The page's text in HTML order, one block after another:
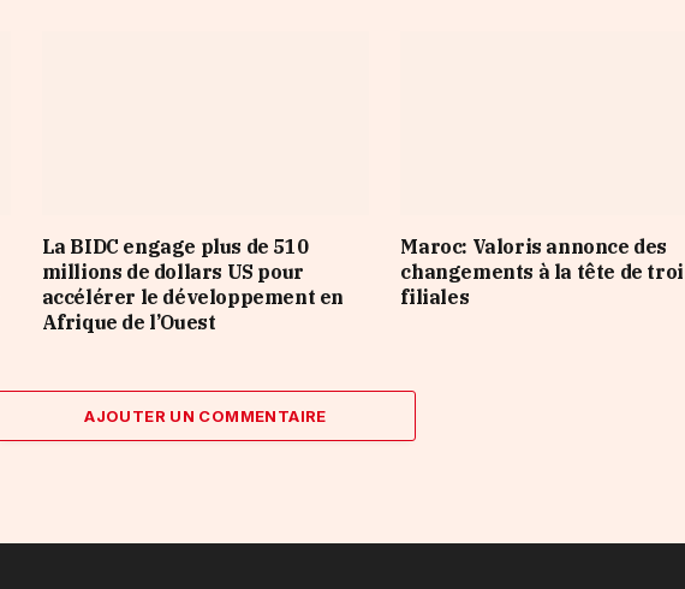
La BIDC engage plus de 510
millions de dollars US pour
accélérer le développement en
Afrique de l’Ouest
Maroc: Valoris annonce des
changements à la tête de
filiales
AJOUTER UN COMMENTAIRE